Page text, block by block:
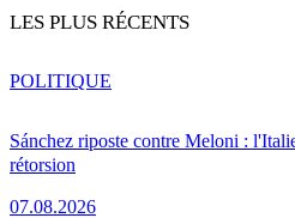
LES PLUS RÉCENTS
Sánchez riposte contre Meloni :
rétorsion
07.08.2026
POLITIQUE